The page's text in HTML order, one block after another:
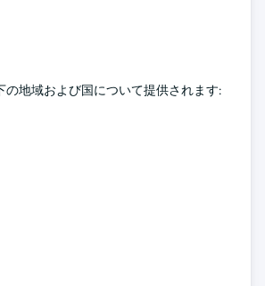
の地域および国について提供されます: